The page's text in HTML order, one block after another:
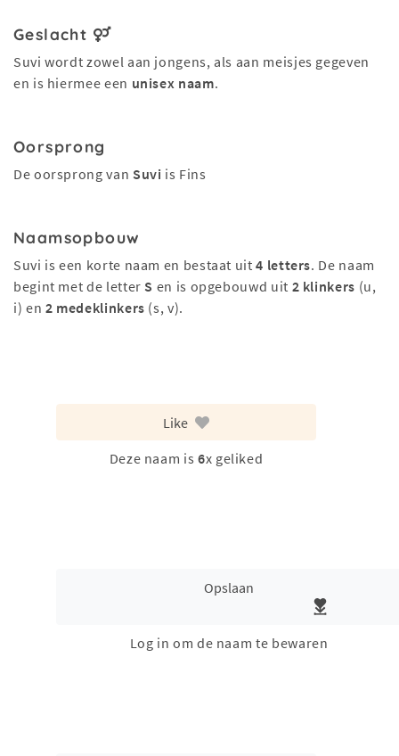
Geslacht
Suvi wordt zowel aan jongens, als aan meisjes gegeven
en is hiermee een unisex naam.
Oorsprong
De oorsprong van Suvi is Fins
Naamsopbouw
Suvi is een korte naam en bestaat uit4 letters. De naam
begint met de letter S en is opgebouwd uit 2 klinkers (u,
i) en 2 medeklinkers (s, v).
Like
Deze naam is 6x geliked
Opslaan
Log in om de naam te bewaren